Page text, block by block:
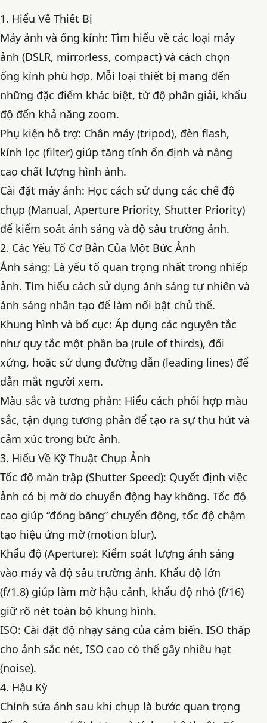
1. Hiểu Về Thiết Bị
Máy ảnh và ống kính: Tìm hiểu về các loại máy
ảnh (DSLR, mirrorless, compact) và cách chọn
ống kính phù hợp. Mỗi loại thiết bị mang đến
những đặc điểm khác biệt, từ độ phân giải, khẩu
độ đến khả năng zoom.
Phụ kiện hỗ trợ: Chân máy (tripod), đèn flash,
kính lọc (filter) giúp tăng tính ổn định và nâng
cao chất lượng hình ảnh.
Cài đặt máy ảnh: Học cách sử dụng các chế độ
chụp (Manual, Aperture Priority, Shutter Priority)
để kiểm soát ánh sáng và độ sâu trường ảnh.
2. Các Yếu Tố Cơ Bản Của Một Bức Ảnh
Ánh sáng: Là yếu tố quan trọng nhất trong nhiếp
ảnh. Tìm hiểu cách sử dụng ánh sáng tự nhiên và
ánh sáng nhân tạo để làm nổi bật chủ thể.
Khung hình và bố cục: Áp dụng các nguyên tắc
như quy tắc một phần ba (rule of thirds), đối
xứng, hoặc sử dụng đường dẫn (leading lines) để
dẫn mắt người xem.
Màu sắc và tương phản: Hiểu cách phối hợp màu
sắc, tận dụng tương phản để tạo ra sự thu hút và
cảm xúc trong bức ảnh.
3. Hiểu Về Kỹ Thuật Chụp Ảnh
Tốc độ màn trập (Shutter Speed): Quyết định việc
ảnh có bị mờ do chuyển động hay không. Tốc độ
cao giúp “đóng băng” chuyển động, tốc độ chậm
tạo hiệu ứng mờ (motion blur).
Khẩu độ (Aperture): Kiểm soát lượng ánh sáng
vào máy và độ sâu trường ảnh. Khẩu độ lớn
(f/1.8) giúp làm mờ hậu cảnh, khẩu độ nhỏ (f/16)
giữ rõ nét toàn bộ khung hình.
ISO: Cài đặt độ nhạy sáng của cảm biến. ISO thấp
cho ảnh sắc nét, ISO cao có thể gây nhiễu hạt
(noise).
4. Hậu Kỳ
Chỉnh sửa ảnh sau khi chụp là bước quan trọng